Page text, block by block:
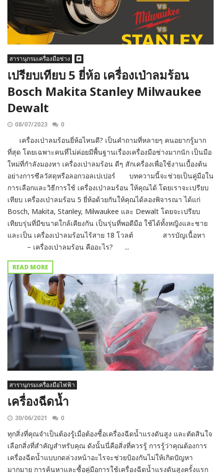
สารานุกรมเครื่องมือช่าง
เปรียบเทียบ 5 ยี่ห้อ เครื่องเป่าลมร้อน
Bosch Makita Stanley Milwaukee
Dewalt
08/07/2023 0
เครื่องเป่าลมร้อนยี่ห้อไหนดี? เป็นคำถามที่หลายๆ คนอยากรู้มาก
ที่สุด โดยเฉพาะคนที่ไม่ค่อยมีพื้นฐานเรื่องเครื่องมือช่างมากนัก เป็นมือ
ใหม่ที่กำลังมองหา เครื่องเป่าลมร้อน ดีๆ สักเครื่องเพื่อใช้งานเบื้องต้น
อย่างการซีลวัสดุหรือลอกวอลเปเปอร์ บทความนี้จะช่วยเป็นคู่มือใน
การเลือกและวิธีการใช้ เครื่องเป่าลมร้อน ให้คุณได้ โดยเราจะเปรียบ
เทียบ เครื่องเป่าลมร้อน 5 ยี่ห้อด้วยกันให้คุณได้ลองพิจารณา ได้แก่
Bosch, Makita, Stanley, Milwaukee และ Dewalt โดยจะเปรียบ
เทียบรุ่นที่มีขนาดใกล้เคียงกัน เป็นรุ่นที่พอดีมือ ใช้ได้ทั้งหญิงและชาย
และเป็น เครื่องเป่าลมร้อนไร้สาย 18 โวลต์ สารบัญเนื้อหา
– เครื่องเป่าลมร้อน คืออะไร? ...
READ MORE
สารานุกรมเครื่องมือไฟฟ้า
เครื่องฉีดน้ำ
30/06/2021 0
ทุกสิ่งที่คุณจำเป็นต้องรู้เมื่อต้องซื้อเครื่องฉีดน้ำแรงดันสูง และตัดสินใจ
เลือกสิ่งที่สำคัญสำหรับคุณ ดังนั้นนี่คือสิ่งที่ควรรู้ การรู้ว่าคุณต้องการ
เครื่องฉีดน้ำแบบกดล่วงหน้าอะไรจะช่วยป้องกันไม่ให้เกิดปัญหา
มากมาย การค้นหาและซื้อคู่มือการใช้เครื่องฉีดน้ำแรงดันสูงครั้งแรก